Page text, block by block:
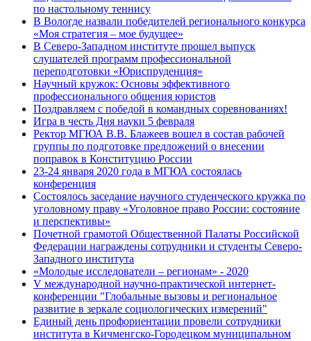
по настольному теннису
В Вологде назвали победителей регионального конкурса
«Моя стратегия – мое будущее»
В Северо-Западном институте прошел выпуск
слушателей программ профессиональной
переподготовки «Юриспруденция»
Научный кружок: Основы эффективного
профессионального общения юристов
Поздравляем с победой в командных соревнованиях!
Игра в честь Дня науки 5 февраля
Ректор МГЮА В.В. Блажеев вошел в состав рабочей
группы по подготовке предложений о внесении
поправок в Конституцию России
23-24 января 2020 года в МГЮА состоялась
конференция
Состоялось заседание научного студенческого кружка по
уголовному праву «Уголовное право России: состояние
и перспективы»
Почетной грамотой Общественной Палаты Российской
Федерации награждены сотрудники и студенты Северо-
Западного института
«Молодые исследователи – регионам» - 2020
V международной научно-практической интернет-
конференции "Глобальные вызовы и региональное
развитие в зеркале социологических измерений"
Единый день профориентации провели сотрудники
института в Кичменгско-Городецком муниципальном